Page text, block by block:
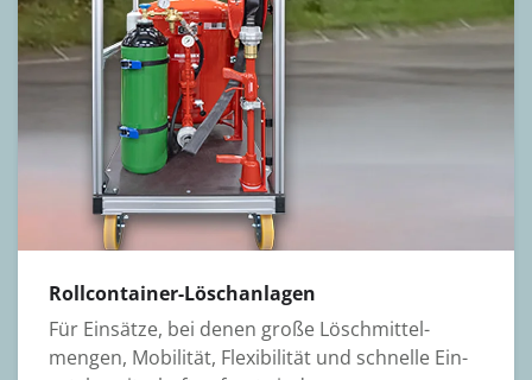
Rollcontainer-Löschanlagen
Für Einsätze, bei denen große Lösch­mittel­
mengen, Mobi­lität, Flexi­bili­tät und schnelle Ein­